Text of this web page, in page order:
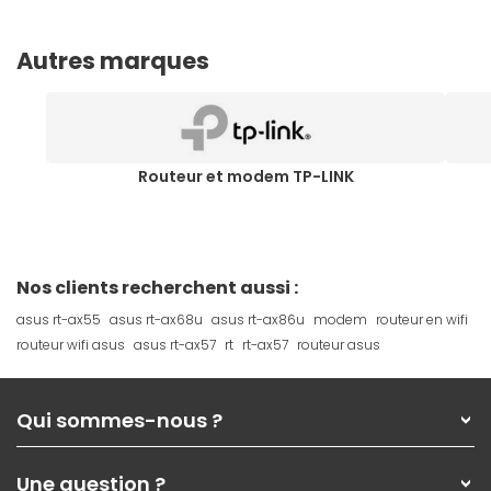
Autres marques
Routeur et modem TP-LINK
Nos clients recherchent aussi :
asus rt-ax55 asus rt-ax68u asus rt-ax86u modem routeur en wifi
routeur wifi asus asus rt-ax57 rt rt-ax57 routeur asus
Qui sommes-nous ?
Une question ?